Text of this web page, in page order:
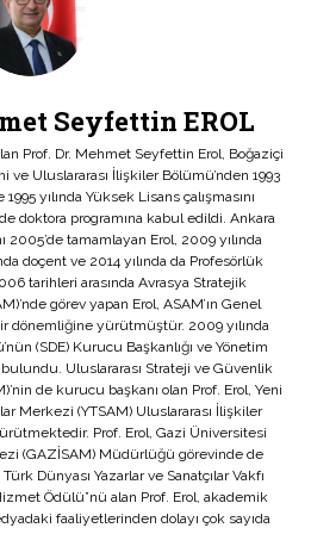
Seyfettin EROL
Prof. Dr. Mehmet Seyfettin Erol, Boğaziçi
ve Uluslararası İlişkiler Bölümü’nden 1993
yılında Yüksek Lisans çalışmasını
doktora programına kabul edildi. Ankara
2005’de tamamlayan Erol, 2009 yılında
doçent ve 2014 yılında da Profesörlük
tarihleri arasında Avrasya Stratejik
görev yapan Erol, ASAM’ın Genel
dönemliğine yürütmüştür. 2009 yılında
(SDE) Kurucu Başkanlığı ve Yönetim
Uluslararası Strateji ve Güvenlik
de kurucu başkanı olan Prof. Erol, Yeni
Merkezi (YTSAM) Uluslararası İlişkiler
Prof. Erol, Gazi Üniversitesi
(GAZİSAM) Müdürlüğü görevinde de
Dünyası Yazarlar ve Sanatçılar Vakfı
Ödülü”nü alan Prof. Erol, akademik
faaliyetlerinden dolayı çok sayıda